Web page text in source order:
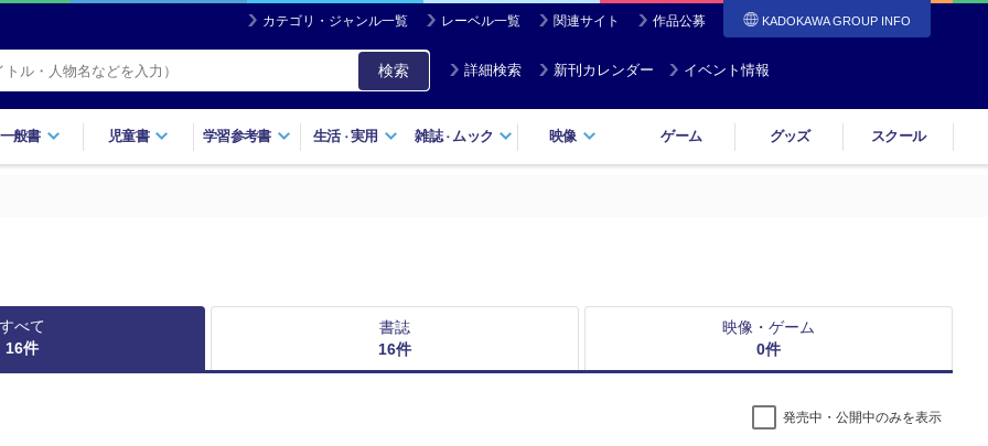
カテゴリ・ジャンル一覧 レーベル一覧 関連サイト 作品公募 KADOKAWA GROUP INFO
検索 詳細検索 新刊カレンダー イベント情報
一般書 児童書 学習参考書 生活・実用 雑誌・ ムック 映像 ゲーム グッズ スクール
すべて
16件
書誌
16件
映像・ゲーム
0件
発売中・公開中のみを表示